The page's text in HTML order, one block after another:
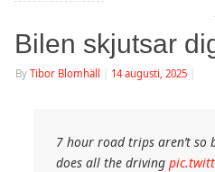
Bilen skjutsar
By Tibor Blomhäll 14 augusti, 2025
7 hour road trips aren’t so
does all the driving